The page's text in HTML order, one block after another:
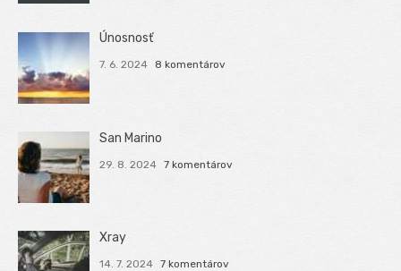
Únosnosť
7. 6. 2024 8 komentárov
San Marino
29. 8. 2024 7 komentárov
Xray
14. 7. 2024 7 komentárov